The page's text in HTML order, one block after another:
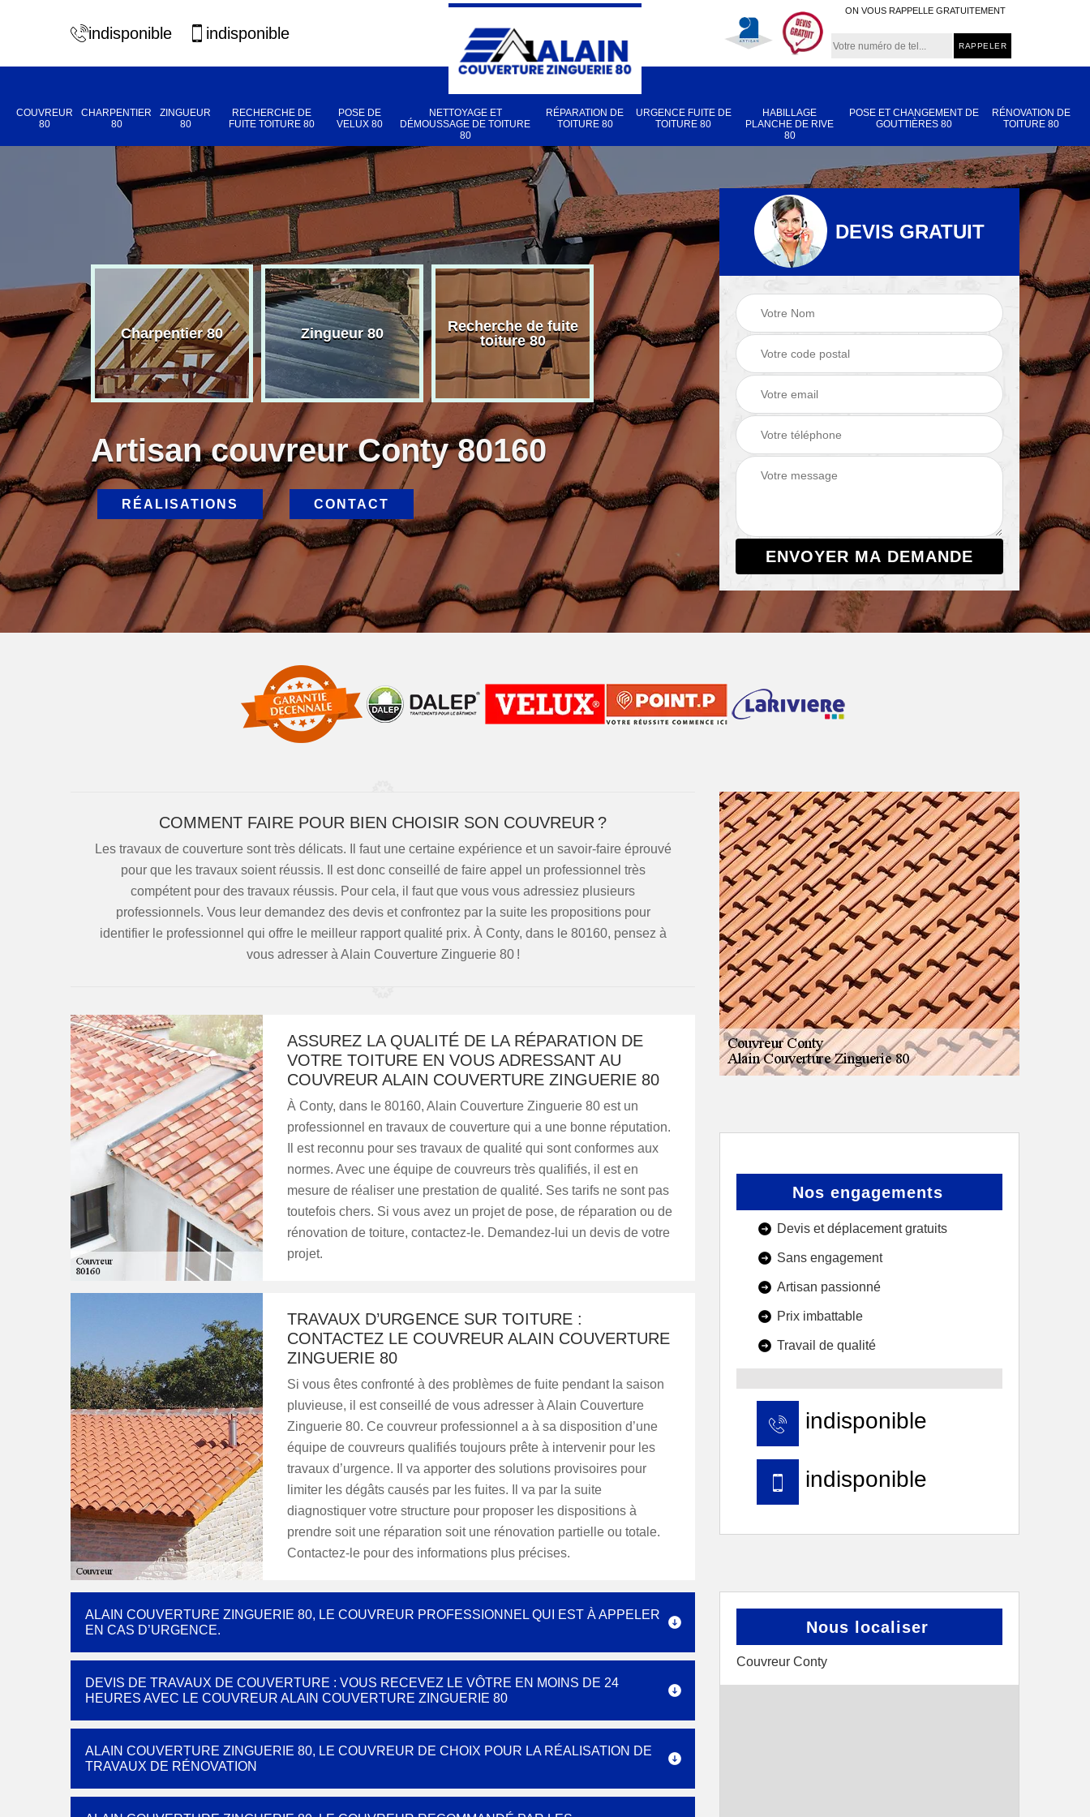
indisponible indisponible
ON VOUS RAPPELLE GRATUITEMENT
COUVREUR
80
CHARPENTIER
80
ZINGUEUR
80
RECHERCHE DE
FUITE TOITURE 80
POSE DE
VELUX 80
NETTOYAGE ET
DÉMOUSSAGE DE TOITURE
80
RÉPARATION DE
TOITURE 80
URGENCE FUITE DE
TOITURE 80
HABILLAGE
PLANCHE DE RIVE
80
POSE ET CHANGEMENT DE
GOUTTIÈRES 80
RÉNOVATION DE
TOITURE 80
80 Charpentier 80 Zingueur 80
Recherche de fuite
toiture 80
Pose de velux 80
Nettoyage et
démoussage de
toiture 80
Réparation de
toiture 80
Artisan couvreur Conty 80160
RÉALISATIONS CONTACT
DEVIS GRATUIT
COMMENT FAIRE POUR BIEN CHOISIR SON COUVREUR ?
Les travaux de couverture sont très délicats. Il faut une certaine expérience et un savoir-faire éprouvé
pour que les travaux soient réussis. Il est donc conseillé de faire appel un professionnel très
compétent pour des travaux réussis. Pour cela, il faut que vous vous adressiez plusieurs
professionnels. Vous leur demandez des devis et confrontez par la suite les propositions pour
identifier le professionnel qui offre le meilleur rapport qualité prix. À Conty, dans le 80160, pensez à
vous adresser à Alain Couverture Zinguerie 80 !
ASSUREZ LA QUALITÉ DE LA RÉPARATION DE
VOTRE TOITURE EN VOUS ADRESSANT AU
COUVREUR ALAIN COUVERTURE ZINGUERIE 80
À Conty, dans le 80160, Alain Couverture Zinguerie 80 est un
professionnel en travaux de couverture qui a une bonne réputation.
Il est reconnu pour ses travaux de qualité qui sont conformes aux
normes. Avec une équipe de couvreurs très qualifiés, il est en
mesure de réaliser une prestation de qualité. Ses tarifs ne sont pas
toutefois chers. Si vous avez un projet de pose, de réparation ou de
rénovation de toiture, contactez-le. Demandez-lui un devis de votre
projet.
TRAVAUX D’URGENCE SUR TOITURE :
CONTACTEZ LE COUVREUR ALAIN COUVERTURE
ZINGUERIE 80
Si vous êtes confronté à des problèmes de fuite pendant la saison
pluvieuse, il est conseillé de vous adresser à Alain Couverture
Zinguerie 80. Ce couvreur professionnel a à sa disposition d’une
équipe de couvreurs qualifiés toujours prête à intervenir pour les
travaux d’urgence. Il va apporter des solutions provisoires pour
limiter les dégâts causés par les fuites. Il va par la suite
diagnostiquer votre structure pour proposer les dispositions à
prendre soit une réparation soit une rénovation partielle ou totale.
Contactez-le pour des informations plus précises.
ALAIN COUVERTURE ZINGUERIE 80, LE COUVREUR PROFESSIONNEL QUI EST À APPELER
EN CAS D’URGENCE.
DEVIS DE TRAVAUX DE COUVERTURE : VOUS RECEVEZ LE VÔTRE EN MOINS DE 24
HEURES AVEC LE COUVREUR ALAIN COUVERTURE ZINGUERIE 80
ALAIN COUVERTURE ZINGUERIE 80, LE COUVREUR DE CHOIX POUR LA RÉALISATION DE
TRAVAUX DE RÉNOVATION
Nos engagements
Devis et déplacement gratuits
Sans engagement
Artisan passionné
Prix imbattable
Travail de qualité
indisponible
indisponible
Nous localiser
Couvreur Conty